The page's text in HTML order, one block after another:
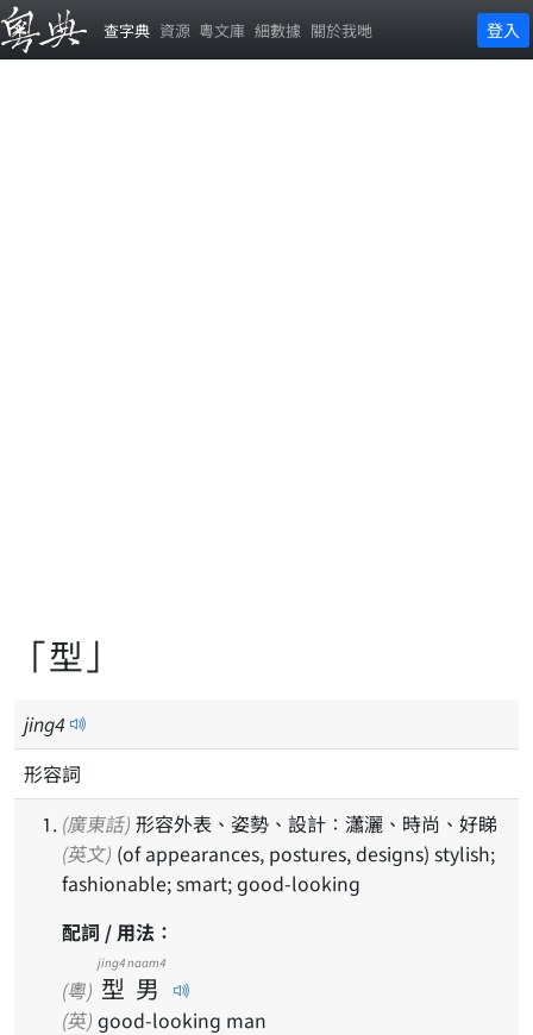
查字典 資源 粵文庫 細數據 關於我哋 登入
「型」
jing4
形容詞
(廣東話) 形容外表、姿勢、設計：瀟灑、時尚、好睇
(英文)
fashionable; smart; good-looking
配詞 / 用法：
(粵) 型
jing4
男
naam4
(英) good-looking man